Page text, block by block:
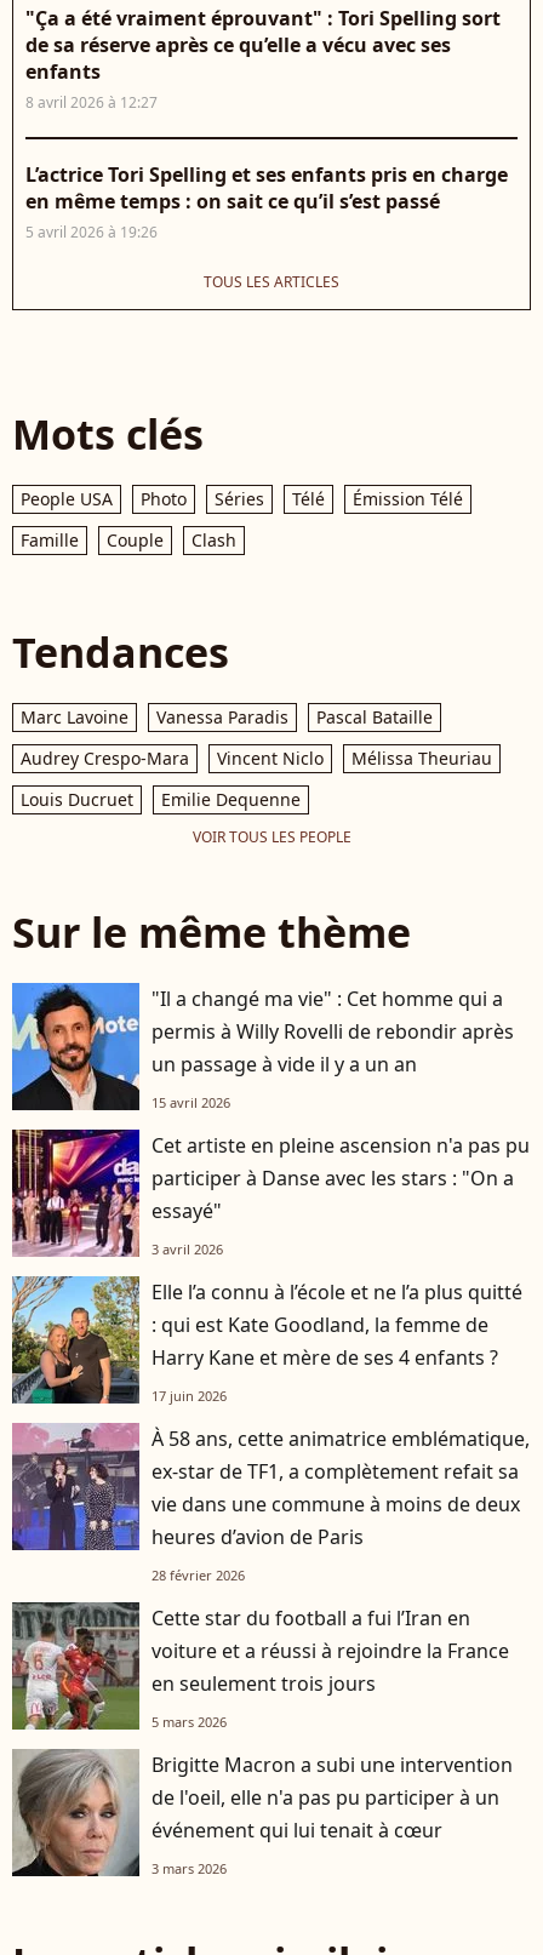
"Ça a été vraiment éprouvant" : Tori Spelling sort
de sa réserve après ce qu’elle a vécu avec ses
enfants
8 avril 2026 à 12:27
L’actrice Tori Spelling et ses enfants pris en charge
en même temps : on sait ce qu’il s’est passé
5 avril 2026 à 19:26
TOUS LES ARTICLES
Mots clés
People USA Photo Séries Télé
Émission Télé
Famille
Couple Clash
Tendances
Marc Lavoine Vanessa Paradis
Pascal Bataille
Audrey Crespo-Mara
Vincent Niclo
Mélissa Theuriau
Louis Ducruet
Emilie Dequenne
VOIR TOUS LES PEOPLE
Sur le même thème
"Il a changé ma vie" : Cet homme qui a
permis à Willy Rovelli de rebondir après
un passage à vide il y a un an
15 avril 2026
Cet artiste en pleine ascension n'a pas pu
participer à Danse avec les stars : "On a
essayé"
3 avril 2026
Elle l’a connu à l’école et ne l’a plus quitté
: qui est Kate Goodland, la femme de
Harry Kane et mère de ses 4 enfants ?
17 juin 2026
À 58 ans, cette animatrice emblématique,
ex-star de TF1, a complètement refait sa
vie dans une commune à moins de deux
heures d’avion de Paris
28 février 2026
Cette star du football a fui l’Iran en
voiture et a réussi à rejoindre la France
en seulement trois jours
5 mars 2026
Brigitte Macron a subi une intervention
de l'oeil, elle n'a pas pu participer à un
événement qui lui tenait à cœur
3 mars 2026